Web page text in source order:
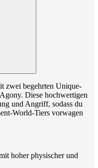
zwei begehrten Unique-
Diese hochwertigen
und Angriff, sodass du
World-Tiers vorwagen
hoher physischer und